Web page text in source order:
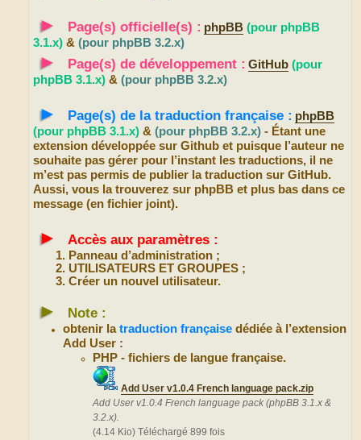
► Page(s) officielle(s) : phpBB (pour phpBB
3.1.x) & (pour phpBB 3.2.x)
► Page(s) de développement : GitHub (pour
phpBB 3.1.x) & (pour phpBB 3.2.x)
► Page(s) de la traduction française : phpBB
(pour phpBB 3.1.x) & (pour phpBB 3.2.x) - Étant une
extension développée sur Github et puisque l’auteur ne
souhaite pas gérer pour l’instant les traductions, il ne
m’est pas permis de publier la traduction sur GitHub.
Aussi, vous la trouverez sur phpBB et plus bas dans ce
message (en fichier joint).
► Accès aux paramètres :
Panneau d’administration ;
UTILISATEURS ET GROUPES ;
Créer un nouvel utilisateur.
► Note :
obtenir latraduction française dédiée à l’extension
Add User :
PHP - fichiers de langue française.
Add User v1.0.4 French language pack.zip
Add User v1.0.4 French language pack (phpBB 3.1.x &
3.2.x).
(4.14 Kio) Téléchargé 899 fois